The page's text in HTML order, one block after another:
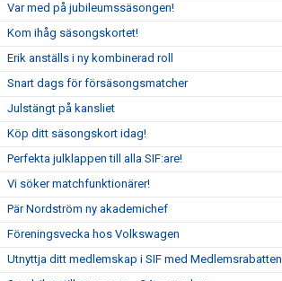
Var med på jubileumssäsongen!
Kom ihåg säsongskortet!
Erik anställs i ny kombinerad roll
Snart dags för försäsongsmatcher
Julstängt på kansliet
Köp ditt säsongskort idag!
Perfekta julklappen till alla SIF:are!
Vi söker matchfunktionärer!
Pär Nordström ny akademichef
Föreningsvecka hos Volkswagen
Utnyttja ditt medlemskap i SIF med Medlemsrabatten